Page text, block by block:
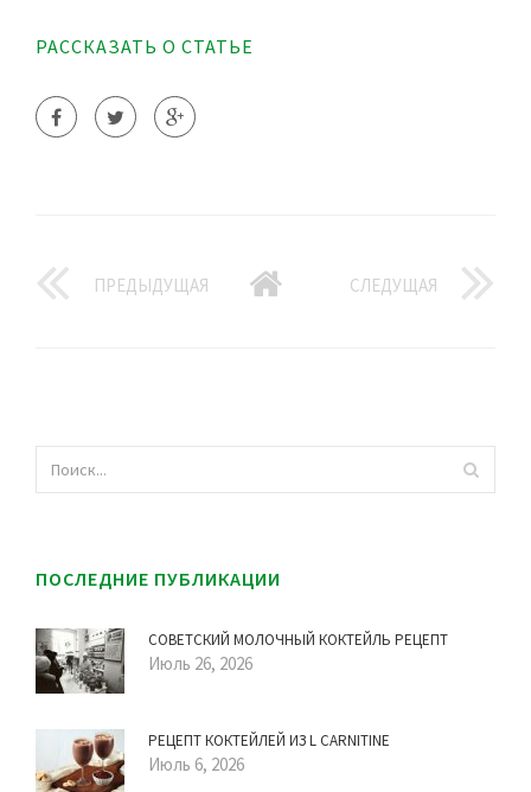
РАССКАЗАТЬ О СТАТЬЕ
ПРЕДЫДУЩАЯ СЛЕДУЩАЯ
ПОСЛЕДНИЕ ПУБЛИКАЦИИ
СОВЕТСКИЙ МОЛОЧНЫЙ КОКТЕЙЛЬ РЕЦЕПТ
Июль 26, 2026
РЕЦЕПТ КОКТЕЙЛЕЙ ИЗ L CARNITINE
Июль 6, 2026